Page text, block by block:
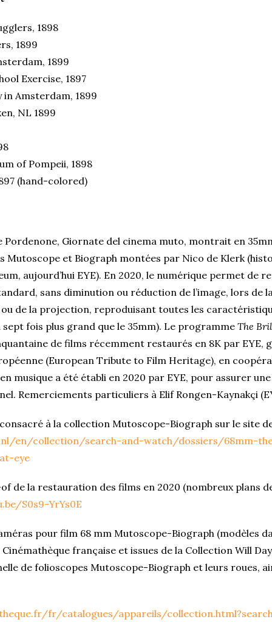
1898
1899
1899
Exercise, 1897
Amsterdam, 1899
NL 1899
of Pompeii, 1898
(hand-colored)
Pordenone, Giornate del cinema muto, montrait en
Mutoscope et Biograph montées par Nico de Klerk
aujourd’hui EYE). En 2020, le numérique permet de
sans diminution ou réduction de l’image, lors de
de la projection, reproduisant toutes les
fois plus grand que le 35mm). Le programmeThe
de films récemment restaurés en 8K par EYE,
(European Tribute to Film Heritage), en
musique a été établi en 2020 par EYE, pour assurer
Remerciements particuliers à Elif Rongen-Kaynakçi
à la collection Mutoscope-Biograph sur le site
en/collection/search-and-watch/dossiers/68mm-
eye
de la restauration des films en 2020 (nombreux plans
S0s9-YrYs0E
pour film 68 mm Mutoscope-Biograph (modèles
Cinémathèque française et issues de la Collection Will
de folioscopes Mutoscope-Biograph et leurs roues,
fr/catalogues/appareils/